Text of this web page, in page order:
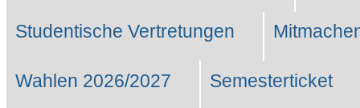
Studentische Vertretungen
Wahlen 2026/2027 Semesterticket